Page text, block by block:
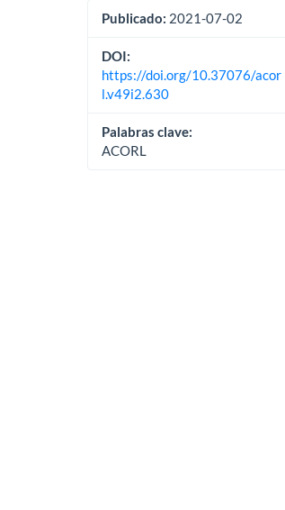
Publicado: 2021-07-02
DOI:
https://doi.org/10.37076/acor
l.v49i2.630
Palabras clave:
ACORL